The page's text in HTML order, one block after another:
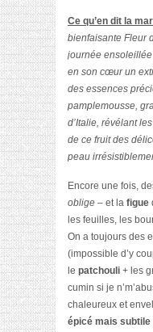
Ce qu’en dit la
bienfaisante Fleur
journée
en son cœur un
des essences
pamplemousse,
d’Italie, révélant
de ce fruit des
peau
Encore une fois,
oblige – et la figue
les feuilles, les
On a toujours des
(impossible d’y
le patchouli + les
cumin si je
chaleureux et
épicé mais subtile